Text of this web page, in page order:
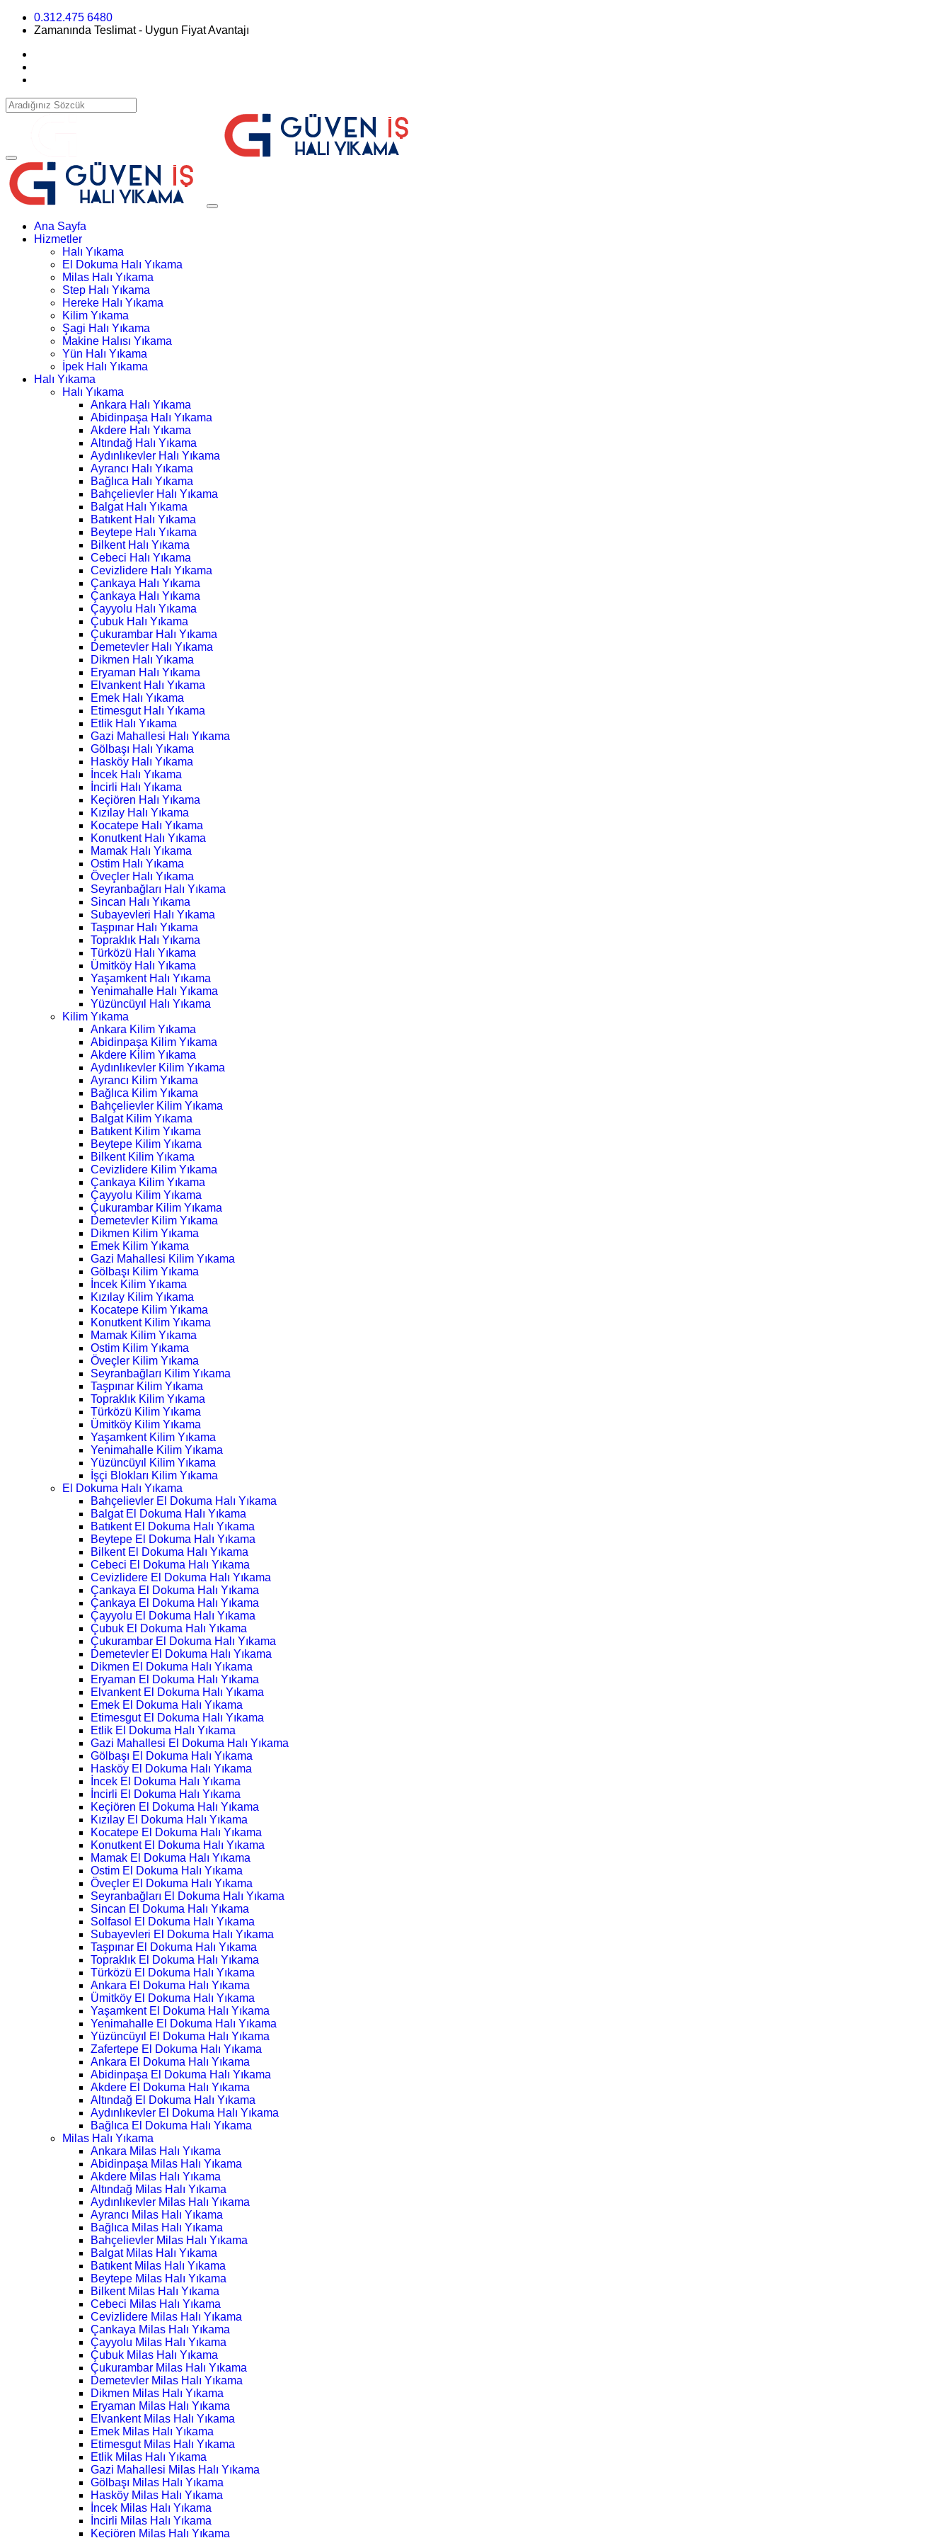
0.312.475 6480
Zamanında Teslimat - Uygun Fiyat Avantajı
Ana Sayfa
Hizmetler
Halı Yıkama
El Dokuma Halı Yıkama
Milas Halı Yıkama
Step Halı Yıkama
Hereke Halı Yıkama
Kilim Yıkama
Şagi Halı Yıkama
Makine Halısı Yıkama
Yün Halı Yıkama
İpek Halı Yıkama
Halı Yıkama
Halı Yıkama
Ankara Halı Yıkama
Abidinpaşa Halı Yıkama
Akdere Halı Yıkama
Altındağ Halı Yıkama
Aydınlıkevler Halı Yıkama
Ayrancı Halı Yıkama
Bağlıca Halı Yıkama
Bahçelievler Halı Yıkama
Balgat Halı Yıkama
Batıkent Halı Yıkama
Beytepe Halı Yıkama
Bilkent Halı Yıkama
Cebeci Halı Yıkama
Cevizlidere Halı Yıkama
Çankaya Halı Yıkama
Çankaya Halı Yıkama
Çayyolu Halı Yıkama
Çubuk Halı Yıkama
Çukurambar Halı Yıkama
Demetevler Halı Yıkama
Dikmen Halı Yıkama
Eryaman Halı Yıkama
Elvankent Halı Yıkama
Emek Halı Yıkama
Etimesgut Halı Yıkama
Etlik Halı Yıkama
Gazi Mahallesi Halı Yıkama
Gölbaşı Halı Yıkama
Hasköy Halı Yıkama
İncek Halı Yıkama
İncirli Halı Yıkama
Keçiören Halı Yıkama
Kızılay Halı Yıkama
Kocatepe Halı Yıkama
Konutkent Halı Yıkama
Mamak Halı Yıkama
Ostim Halı Yıkama
Öveçler Halı Yıkama
Seyranbağları Halı Yıkama
Sincan Halı Yıkama
Subayevleri Halı Yıkama
Taşpınar Halı Yıkama
Topraklık Halı Yıkama
Türközü Halı Yıkama
Ümitköy Halı Yıkama
Yaşamkent Halı Yıkama
Yenimahalle Halı Yıkama
Yüzüncüyıl Halı Yıkama
Kilim Yıkama
Ankara Kilim Yıkama
Abidinpaşa Kilim Yıkama
Akdere Kilim Yıkama
Aydınlıkevler Kilim Yıkama
Ayrancı Kilim Yıkama
Bağlıca Kilim Yıkama
Bahçelievler Kilim Yıkama
Balgat Kilim Yıkama
Batıkent Kilim Yıkama
Beytepe Kilim Yıkama
Bilkent Kilim Yıkama
Cevizlidere Kilim Yıkama
Çankaya Kilim Yıkama
Çayyolu Kilim Yıkama
Çukurambar Kilim Yıkama
Demetevler Kilim Yıkama
Dikmen Kilim Yıkama
Emek Kilim Yıkama
Gazi Mahallesi Kilim Yıkama
Gölbaşı Kilim Yıkama
İncek Kilim Yıkama
Kızılay Kilim Yıkama
Kocatepe Kilim Yıkama
Konutkent Kilim Yıkama
Mamak Kilim Yıkama
Ostim Kilim Yıkama
Öveçler Kilim Yıkama
Seyranbağları Kilim Yıkama
Taşpınar Kilim Yıkama
Topraklık Kilim Yıkama
Türközü Kilim Yıkama
Ümitköy Kilim Yıkama
Yaşamkent Kilim Yıkama
Yenimahalle Kilim Yıkama
Yüzüncüyıl Kilim Yıkama
İşçi Blokları Kilim Yıkama
El Dokuma Halı Yıkama
Bahçelievler El Dokuma Halı Yıkama
Balgat El Dokuma Halı Yıkama
Batıkent El Dokuma Halı Yıkama
Beytepe El Dokuma Halı Yıkama
Bilkent El Dokuma Halı Yıkama
Cebeci El Dokuma Halı Yıkama
Cevizlidere El Dokuma Halı Yıkama
Çankaya El Dokuma Halı Yıkama
Çankaya El Dokuma Halı Yıkama
Çayyolu El Dokuma Halı Yıkama
Çubuk El Dokuma Halı Yıkama
Çukurambar El Dokuma Halı Yıkama
Demetevler El Dokuma Halı Yıkama
Dikmen El Dokuma Halı Yıkama
Eryaman El Dokuma Halı Yıkama
Elvankent El Dokuma Halı Yıkama
Emek El Dokuma Halı Yıkama
Etimesgut El Dokuma Halı Yıkama
Etlik El Dokuma Halı Yıkama
Gazi Mahallesi El Dokuma Halı Yıkama
Gölbaşı El Dokuma Halı Yıkama
Hasköy El Dokuma Halı Yıkama
İncek El Dokuma Halı Yıkama
İncirli El Dokuma Halı Yıkama
Keçiören El Dokuma Halı Yıkama
Kızılay El Dokuma Halı Yıkama
Kocatepe El Dokuma Halı Yıkama
Konutkent El Dokuma Halı Yıkama
Mamak El Dokuma Halı Yıkama
Ostim El Dokuma Halı Yıkama
Öveçler El Dokuma Halı Yıkama
Seyranbağları El Dokuma Halı Yıkama
Sincan El Dokuma Halı Yıkama
Solfasol El Dokuma Halı Yıkama
Subayevleri El Dokuma Halı Yıkama
Taşpınar El Dokuma Halı Yıkama
Topraklık El Dokuma Halı Yıkama
Türközü El Dokuma Halı Yıkama
Ankara El Dokuma Halı Yıkama
Ümitköy El Dokuma Halı Yıkama
Yaşamkent El Dokuma Halı Yıkama
Yenimahalle El Dokuma Halı Yıkama
Yüzüncüyıl El Dokuma Halı Yıkama
Zafertepe El Dokuma Halı Yıkama
Ankara El Dokuma Halı Yıkama
Abidinpaşa El Dokuma Halı Yıkama
Akdere El Dokuma Halı Yıkama
Altındağ El Dokuma Halı Yıkama
Aydınlıkevler El Dokuma Halı Yıkama
Bağlıca El Dokuma Halı Yıkama
Milas Halı Yıkama
Ankara Milas Halı Yıkama
Abidinpaşa Milas Halı Yıkama
Akdere Milas Halı Yıkama
Altındağ Milas Halı Yıkama
Aydınlıkevler Milas Halı Yıkama
Ayrancı Milas Halı Yıkama
Bağlıca Milas Halı Yıkama
Bahçelievler Milas Halı Yıkama
Balgat Milas Halı Yıkama
Batıkent Milas Halı Yıkama
Beytepe Milas Halı Yıkama
Bilkent Milas Halı Yıkama
Cebeci Milas Halı Yıkama
Cevizlidere Milas Halı Yıkama
Çankaya Milas Halı Yıkama
Çayyolu Milas Halı Yıkama
Çubuk Milas Halı Yıkama
Çukurambar Milas Halı Yıkama
Demetevler Milas Halı Yıkama
Dikmen Milas Halı Yıkama
Eryaman Milas Halı Yıkama
Elvankent Milas Halı Yıkama
Emek Milas Halı Yıkama
Etimesgut Milas Halı Yıkama
Etlik Milas Halı Yıkama
Gazi Mahallesi Milas Halı Yıkama
Gölbaşı Milas Halı Yıkama
Hasköy Milas Halı Yıkama
İncek Milas Halı Yıkama
İncirli Milas Halı Yıkama
Keçiören Milas Halı Yıkama